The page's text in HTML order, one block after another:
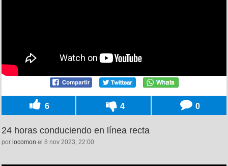
6 4 0
24 horas conduciendo en línea recta
por locomon el 8 nov 2023, 22:00